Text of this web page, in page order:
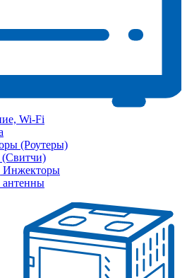
Wi-Fi
(Роутеры)
Инжекторы
антенны